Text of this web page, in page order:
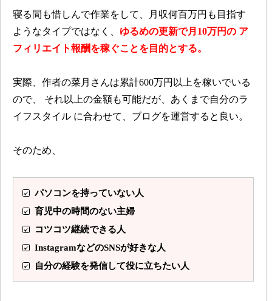
寝る間も惜しんで作業をして、月収何百万円も目指す
ようなタイプではなく、 ゆるめの更新で月10万円の ア
フィリエイト報酬を稼ぐことを目的とする。
実際、作者の菜月さんは累計600万円以上を稼いでいる
ので、
それ以上の金額も可能だが、あくまで自分のラ
イフスタイル に合わせて、ブログを運営すると良い。
そのため、
パソコンを持っていない人
育児中の時間のない主婦
コツコツ継続できる人
InstagramなどのSNSが好きな人
自分の経験を発信して役に立ちたい人